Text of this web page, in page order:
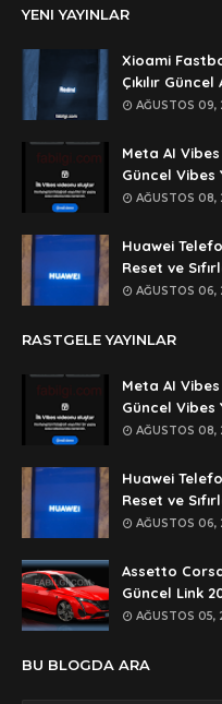
şifre ?
Anonymous
şifre ögrenebilirmiyim
Anonymous
🥰🥰🥰
Anonymous
dedezıplatan31
Anonymous
rar dosyasının şifresi
Anonymous
lan şifre ne şifre
şifre ne
YENI YAYINLAR
Xioami
Çıkılır
AĞUSTOS 09,
Meta AI Vibes
Güncel Vibes
AĞUSTOS 08,
Huawei
Reset ve
AĞUSTOS 06,
RASTGELE YAYINLAR
Meta AI Vibes
Güncel Vibes
AĞUSTOS 08,
Huawei
Reset ve
AĞUSTOS 06,
Assetto
Güncel Link
AĞUSTOS 05,
BU BLOGDA ARA